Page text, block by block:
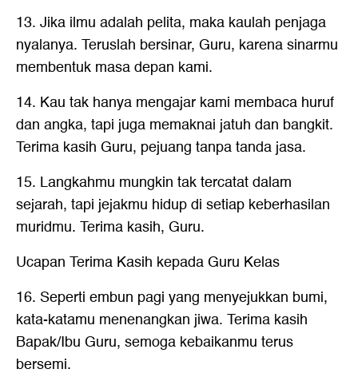
13. Jika ilmu adalah pelita, maka kaulah penjaga
nyalanya. Teruslah bersinar, Guru, karena sinarmu
membentuk masa depan kami.
14. Kau tak hanya mengajar kami membaca huruf
dan angka, tapi juga memaknai jatuh dan bangkit.
Terima kasih Guru, pejuang tanpa tanda jasa.
15. Langkahmu mungkin tak tercatat dalam
sejarah, tapi jejakmu hidup di setiap keberhasilan
muridmu. Terima kasih, Guru.
Ucapan Terima Kasih kepada Guru Kelas
16. Seperti embun pagi yang menyejukkan bumi,
kata-katamu menenangkan jiwa. Terima kasih
Bapak/Ibu Guru, semoga kebaikanmu terus
bersemi.